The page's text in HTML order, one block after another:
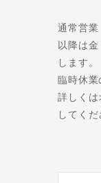
通常営
以降は金
します。
臨時休業
詳しくは
してくだ